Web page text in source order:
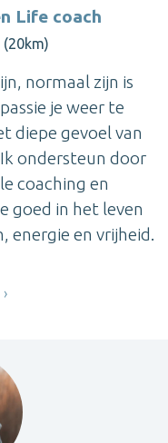
Life coach
normaal zijn is
je weer te
diepe gevoel van
ondersteun door
coaching en
goed in het leven
energie en vrijheid.